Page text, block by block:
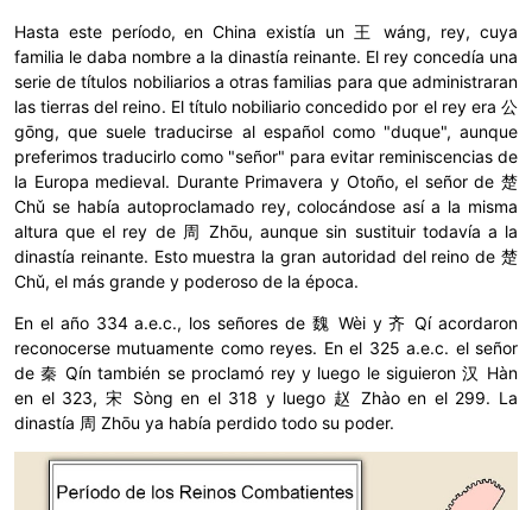
Hasta este período, en China existía un 王 wáng, rey, cuya
familia le daba nombre a la dinastía reinante. El rey concedía una
serie de títulos nobiliarios a otras familias para que administraran
las tierras del reino. El título nobiliario concedido por el rey era 公
gōng, que suele traducirse al español como "duque", aunque
preferimos traducirlo como "señor" para evitar reminiscencias de
la Europa medieval. Durante Primavera y Otoño, el señor de 楚
Chǔ se había autoproclamado rey, colocándose así a la misma
altura que el rey de 周 Zhōu, aunque sin sustituir todavía a la
dinastía reinante. Esto muestra la gran autoridad del reino de 楚
Chǔ, el más grande y poderoso de la época.
En el año 334 a.e.c., los señores de 魏 Wèi y 齐 Qí acordaron
reconocerse mutuamente como reyes. En el 325 a.e.c. el señor
de 秦 Qín también se proclamó rey y luego le siguieron 汉 Hàn
en el 323, 宋 Sòng en el 318 y luego 赵 Zhào en el 299. La
dinastía 周 Zhōu ya había perdido todo su poder.